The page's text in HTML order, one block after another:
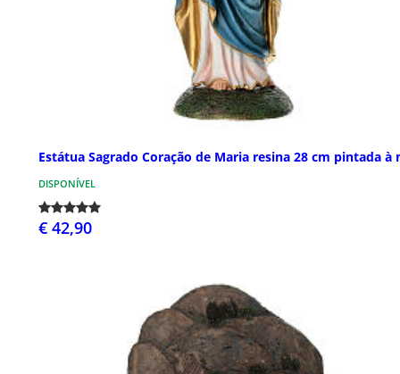
Estátua Sagrado Coração de Maria resina 28 cm pintada à
DISPONÍVEL
€ 42,90